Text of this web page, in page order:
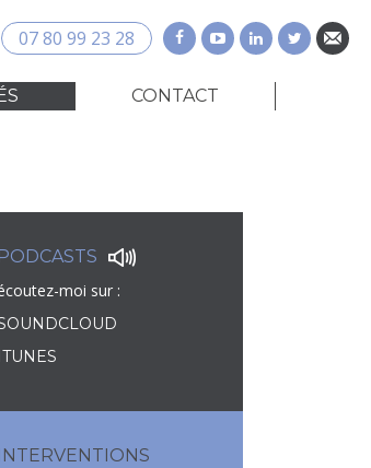
07 80 99 23 28
CONTACT
PODCASTS
moi sur :
ITUNES
INTERVENTIONS